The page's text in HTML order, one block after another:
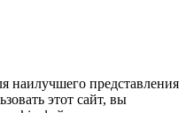
наилучшего представления
этот сайт, вы